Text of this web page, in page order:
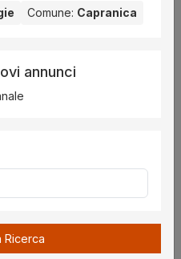
,
Comune: Capranica
annunci
Ricerca